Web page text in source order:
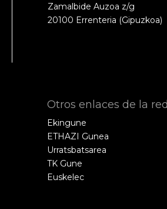
Zamalbide Auzoa z/g
20100 Errenteria (Gipuzkoa)
Otros enlaces de la red
Ekingune
ETHAZI Gunea
Urratsbatsarea
TK Gune
Euskelec